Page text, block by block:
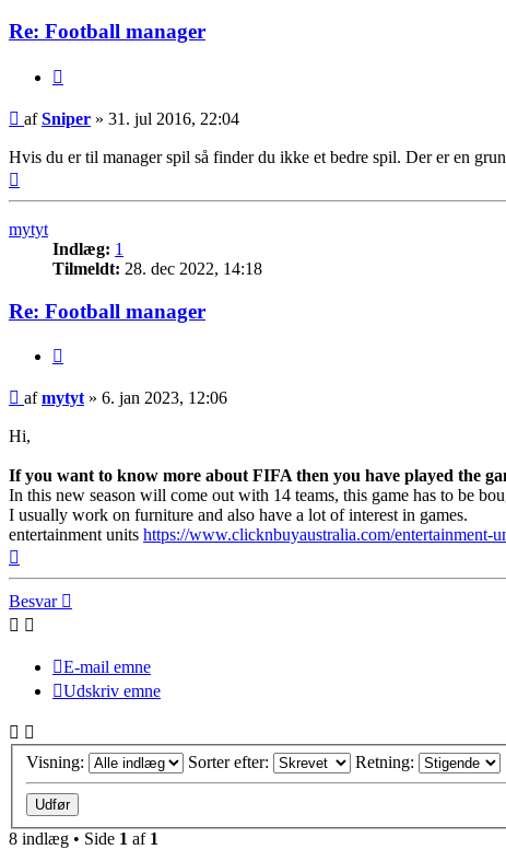
Re: Football manager
Indlæg
afSniper » 31. jul 2016, 22:04
Hvis du er til manager spil så finder du ikke et bedre spil. Der er en
mytyt
Indlæg: 1
Tilmeldt: 28. dec 2022, 14:18
Re: Football manager
Indlæg
afmytyt » 6. jan 2023, 12:06
Hi,
If you want to know more about FIFA then you have played the
In this new season will come out with 14 teams, this game has to be
I usually work on furniture and also have a lot of interest in games.
entertainment units https://www.clicknbuyaustralia.com/entertainment-
Besvar
E-mail emne
Udskriv emne
Visning: Sorter efter: Retning:
8 indlæg • Side 1 af 1